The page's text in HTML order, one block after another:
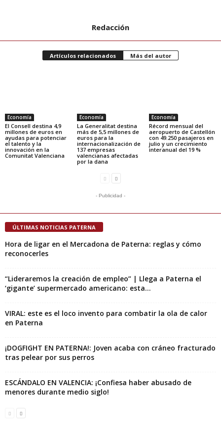
Redacción
Artículos relacionados Más del autor
Economía
El Consell destina 4,9
millones de euros en
ayudas para potenciar
el talento y la
innovación en la
Comunitat Valenciana
Economía
La Generalitat destina
más de 5,5 millones de
euros para la
internacionalización de
137 empresas
valencianas afectadas
por la dana
Economía
Récord mensual del
aeropuerto de Castellón
con 49.250 pasajeros en
julio y un crecimiento
interanual del 19 %
- Publicidad -
ÚLTIMAS NOTICIAS PATERNA
Hora de ligar en el Mercadona de Paterna: reglas y cómo
reconocerles
“Lideraremos la creación de empleo” | Llega a Paterna el
‘gigante’ supermercado americano: esta...
VIRAL: este es el loco invento para combatir la ola de calor
en Paterna
¡DOGFIGHT EN PATERNA!: Joven acaba con cráneo fracturado
tras pelear por sus perros
ESCÁNDALO EN VALENCIA: ¡Confiesa haber abusado de
menores durante medio siglo!